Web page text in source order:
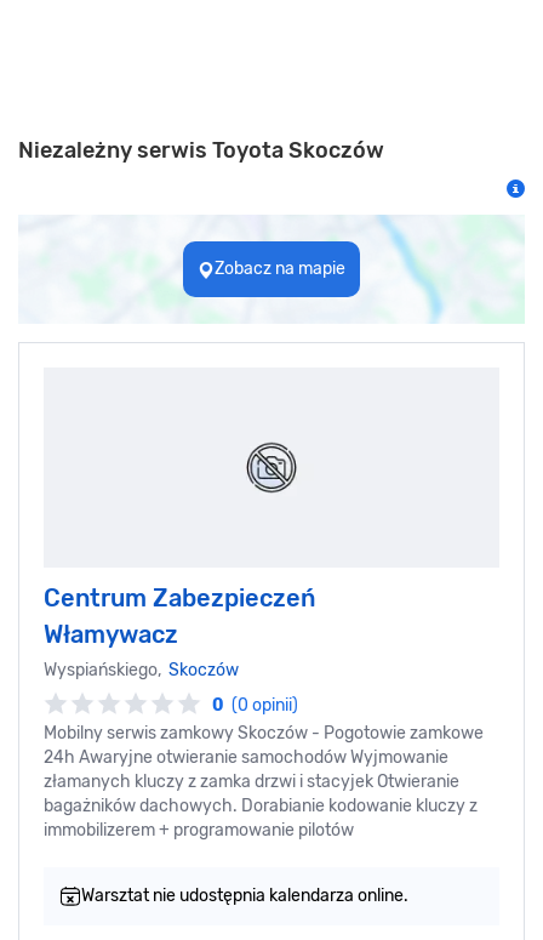
Niezależny serwis Toyota Skoczów
Zobacz na mapie
Centrum Zabezpieczeń
Włamywacz
Wyspiańskiego, Skoczów
0 (0 opinii)
Mobilny serwis zamkowy Skoczów - Pogotowie zamkowe
24h Awaryjne otwieranie samochodów Wyjmowanie
złamanych kluczy z zamka drzwi i stacyjek Otwieranie
bagażników dachowych. Dorabianie kodowanie kluczy z
immobilizerem + programowanie pilotów
Warsztat nie udostępnia kalendarza online.